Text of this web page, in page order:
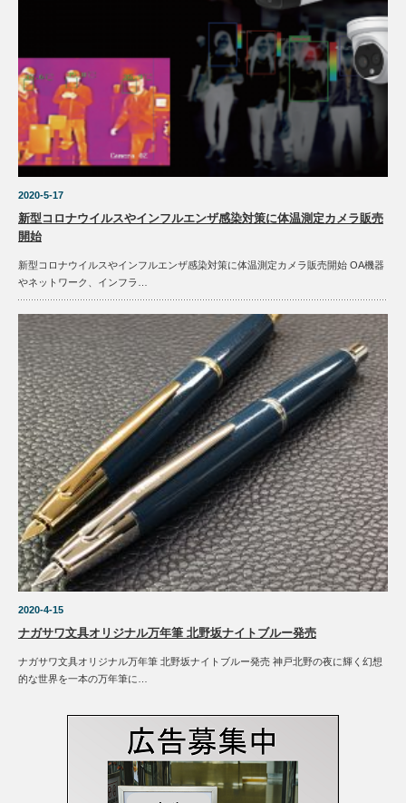
2020-5-17
新型コロナウイルスやインフルエンザ感染対策に体温測定カメラ販売
開始
新型コロナウイルスやインフルエンザ感染対策に体温測定カメラ販売開始 OA機器
やネットワーク、インフラ…
2020-4-15
ナガサワ文具オリジナル万年筆 北野坂ナイトブルー発売
ナガサワ文具オリジナル万年筆 北野坂ナイトブルー発売 神戸北野の夜に輝く幻想
的な世界を一本の万年筆に…